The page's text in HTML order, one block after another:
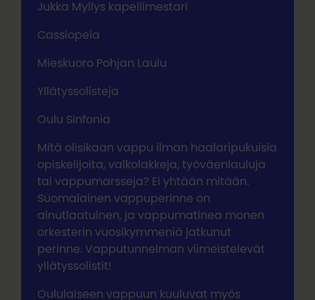
Jukka Myllys kapellimestari
Cassiopeia
Mieskuoro Pohjan Laulu
Yllätyssolisteja
Oulu Sinfonia
Mitä olisikaan vappu ilman haalaripukuisia
opiskelijoita, valkolakkeja, työväenlauluja
tai vappumarsseja? Ei yhtään mitään.
Suomalainen vappuperinne on
ainutlaatuinen, ja vappumatinea monen
orkesterin vuosikymmeniä jatkunut
perinne. Vapputunnelman viimeistelevät
yllätyssolistit!
Oululaiseen vappuun kuuluvat myös